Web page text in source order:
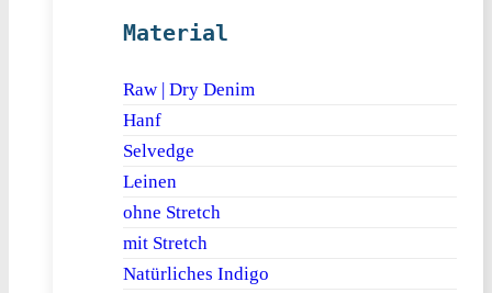
Material
Raw | Dry Denim
Hanf
Selvedge
Leinen
ohne Stretch
mit Stretch
Natürliches Indigo